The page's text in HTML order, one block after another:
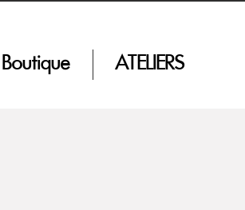
Boutique ATELIERS